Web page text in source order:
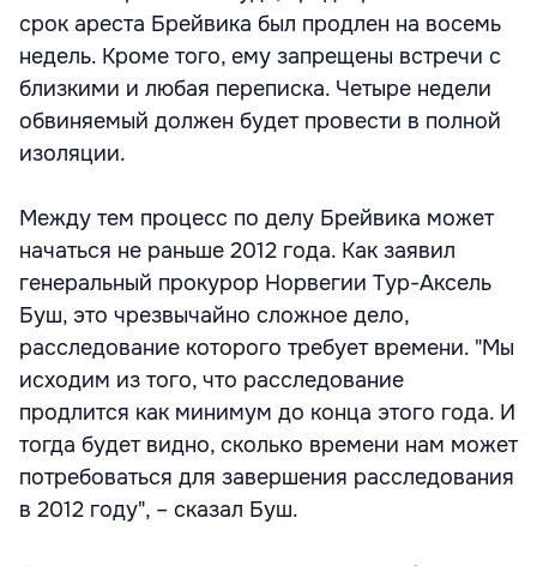
срок ареста Брейвика был продлен на восемь
недель. Кроме того, ему запрещены встречи с
близкими и любая переписка. Четыре недели
обвиняемый должен будет провести в полной
изоляции.
Между тем процесс по делу Брейвика может
начаться не раньше 2012 года. Как заявил
генеральный прокурор Норвегии Тур-Аксель
Буш, это чрезвычайно сложное дело,
расследование которого требует времени. "Мы
исходим из того, что расследование
продлится как минимум до конца этого года. И
тогда будет видно, сколько времени нам может
потребоваться для завершения расследования
в 2012 году", – сказал Буш.